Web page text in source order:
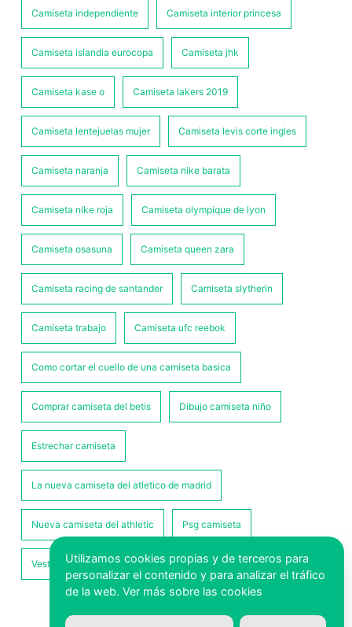
Camiseta independiente Camiseta interior princesa
Camiseta islandia eurocopa Camiseta jhk
Camiseta kase o Camiseta lakers 2019
Camiseta lentejuelas mujer Camiseta levis corte ingles
Camiseta naranja Camiseta nike barata
Camiseta nike roja Camiseta olympique de lyon
Camiseta osasuna Camiseta queen zara
Camiseta racing de santander Camiseta slytherin
Camiseta trabajo Camiseta ufc reebok
Como cortar el cuello de una camiseta basica
Comprar camiseta del betis Dibujo camiseta niño
Estrechar camiseta
La nueva camiseta del atletico de madrid
Nueva camiseta del athletic Psg camiseta
Vestido camiseta
Utilizamos cookies propias y de terceros para
personalizar el contenido y para analizar el tráfico
de la web. Ver más sobre las cookies